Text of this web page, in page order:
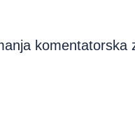
komentatorska